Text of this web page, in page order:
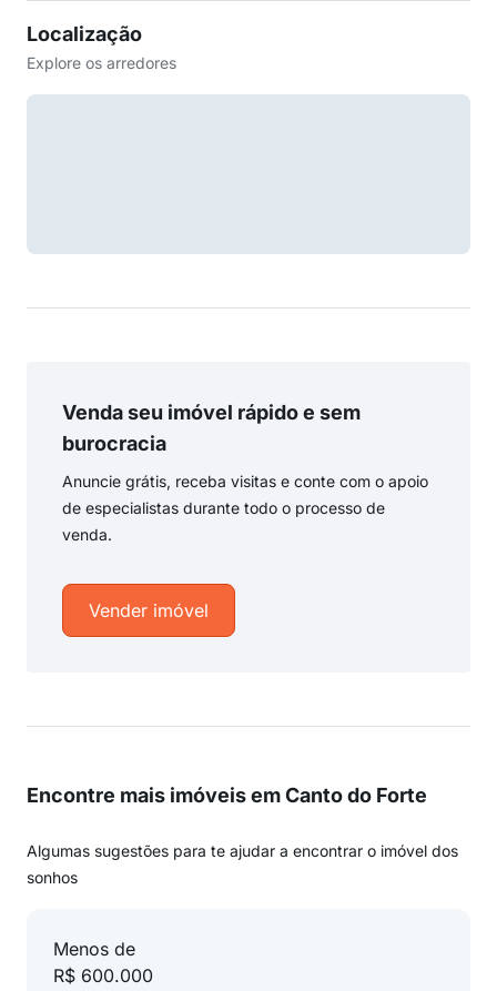
Localização
Explore os arredores
Venda seu imóvel rápido e sem
burocracia
Anuncie grátis, receba visitas e conte com o apoio
de especialistas durante todo o processo de
venda.
Vender imóvel
Encontre mais imóveis em Canto do Forte
Algumas sugestões para te ajudar a encontrar o imóvel dos
sonhos
Menos de
R$ 600.000